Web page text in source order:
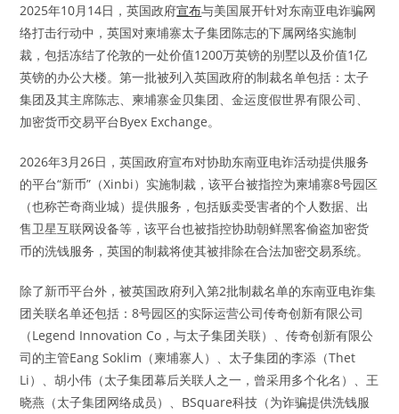
2025年10月14日，英国政府宣布与美国展开针对东南亚电诈骗网
络打击行动中，英国对柬埔寨太子集团陈志的下属网络实施制
裁，包括冻结了伦敦的一处价值1200万英镑的别墅以及价值1亿
英镑的办公大楼。第一批被列入英国政府的制裁名单包括：太子
集团及其主席陈志、柬埔寨金贝集团、金运度假世界有限公司、
加密货币交易平台Byex Exchange。
2026年3月26日，英国政府宣布对协助东南亚电诈活动提供服务
的平台“新币”（Xinbi）实施制裁，该平台被指控为柬埔寨8号园区
（也称芒奇商业城）提供服务，包括贩卖受害者的个人数据、出
售卫星互联网设备等，该平台也被指控协助朝鲜黑客偷盗加密货
币的洗钱服务，英国的制裁将使其被排除在合法加密交易系统。
除了新币平台外，被英国政府列入第2批制裁名单的东南亚电诈集
团关联名单还包括：8号园区的实际运营公司传奇创新有限公司
（Legend Innovation Co，与太子集团关联）、传奇创新有限公
司的主管Eang Soklim（柬埔寨人）、太子集团的李添（Thet
Li）、胡小伟（太子集团幕后关联人之一，曾采用多个化名）、王
晓燕（太子集团网络成员）、BSquare科技（为诈骗提供洗钱服